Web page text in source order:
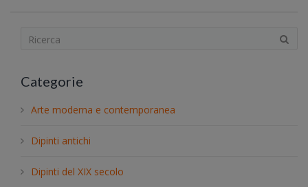
r
h
.
Categorie
Arte moderna e contemporanea
Dipinti antichi
Dipinti del XIX secolo